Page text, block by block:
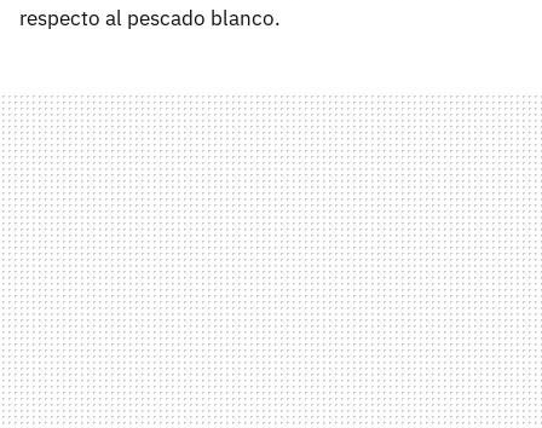
respecto al pescado blanco.